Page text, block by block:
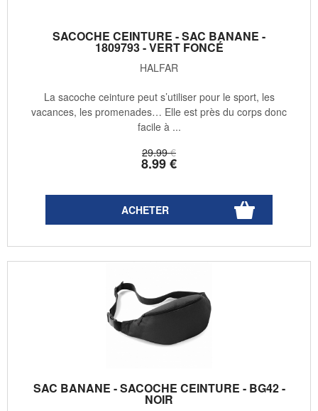
SACOCHE CEINTURE - SAC BANANE -
1809793 - VERT FONCÉ
HALFAR
29.99 €
8.99€
La sacoche ceinture peut s’utiliser pour le sport, les
vacances, les promenades… Elle est près du corps donc
facile à ...
SAC BANANE - SACOCHE CEINTURE - BG42 -
NOIR